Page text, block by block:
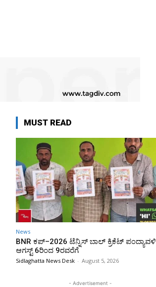
MUST READ
News
BNR ಕಪ್–2026 ಟೆನ್ನಿಸ್ ಬಾಲ್ ಕ್ರಿಕೆಟ್ ಪಂದ್ಯಾವಳಿ
ಆಗಸ್ಟ್ 6ರಿಂದ 9ರವರೆಗೆ
Sidlaghatta News Desk - August 5, 2026
- Advertisement -